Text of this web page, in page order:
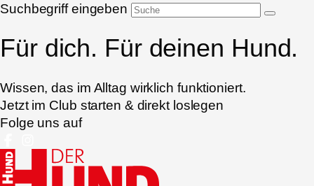
Suchbegriff eingeben
Für dich. Für deinen Hund.
Wissen, das im Alltag wirklich funktioniert.
Jetzt im Club starten & direkt loslegen
Folge uns auf